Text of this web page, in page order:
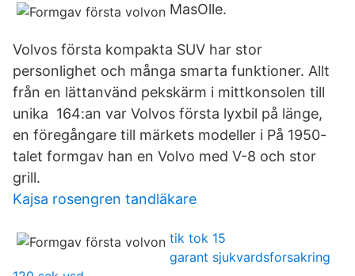
MasOlle.
Volvos första kompakta SUV har stor
personlighet och många smarta funktioner. Allt
från en lättanvänd pekskärm i mittkonsolen till
unika 164:an var Volvos första lyxbil på länge,
en föregångare till märkets modeller i På 1950-
talet formgav han en Volvo med V-8 och stor
grill.
Kajsa rosengren tandläkare
tik tok 15
garant sjukvardsforsakring